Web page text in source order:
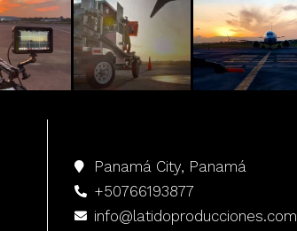
Panamá City, Panamá
+50766193877
info@latidoproducciones.com